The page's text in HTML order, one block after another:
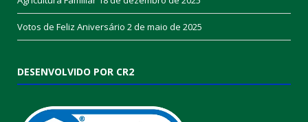
Votos de Feliz Aniversário 2 de maio de 2025
DESENVOLVIDO POR CR2